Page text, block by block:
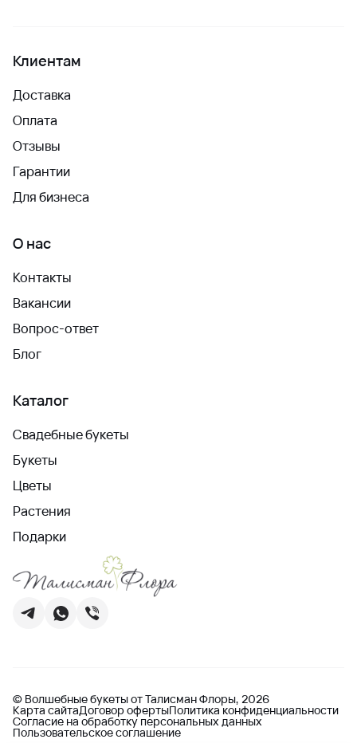
Клиентам
Доставка
Оплата
Отзывы
Гарантии
Для бизнеса
О нас
Контакты
Вакансии
Вопрос-ответ
Блог
Каталог
Свадебные букеты
Букеты
Цветы
Растения
Подарки
© Волшебные букеты от Талисман Флоры, 2026
Карта сайтаДоговор офертыПолитика конфиденциальности
Согласие на обработку персональных данных
Пользовательское соглашение